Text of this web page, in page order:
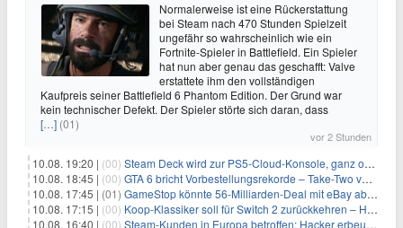
Normalerweise ist eine Rückerstattung
bei Steam nach 470 Stunden Spielzeit
ungefähr so wahrscheinlich wie ein
Fortnite-Spieler in Battlefield. Ein Spieler
hat nun aber genau das geschafft: Valve
erstattete ihm den vollständigen
Kaufpreis seiner Battlefield 6 Phantom Edition. Der Grund war
kein technischer Defekt. Der Spieler störte sich daran, dass
[…] (01)
vor 2 Stunden
10.08. 19:20 | (00) Steam Deck wird zur PS5-Cloud-Konsole, ganz ohne eigener PlayStation 5
10.08. 18:45 | (00) GTA 6 bricht Vorbestellungsrekorde – Take-Two verrät trotzdem keine Zahlen
10.08. 17:45 | (01) GameStop könnte 56-Milliarden-Deal mit eBay abblasen, doch Ryan Cohen gibt nicht auf
10.08. 17:15 | (00) Koop-Klassiker soll für Switch 2 zurückkehren – Händler nennt bereits einen Release-Termin
10.08. 16:40 | (00) Steam-Kunden in Europa betroffen: Hacker erbeuten Namen und Adressen bei Valve-Partner